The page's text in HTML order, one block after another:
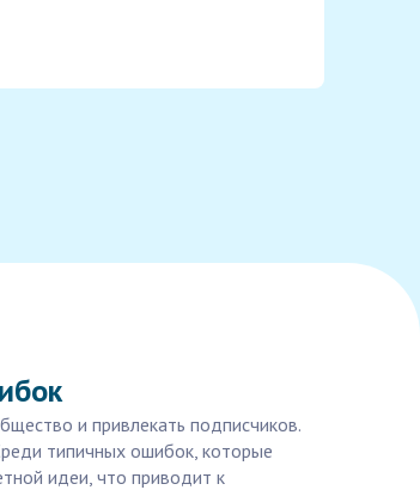
и привлекать подписчиков.
типичных ошибок, которые
идеи, что приводит к